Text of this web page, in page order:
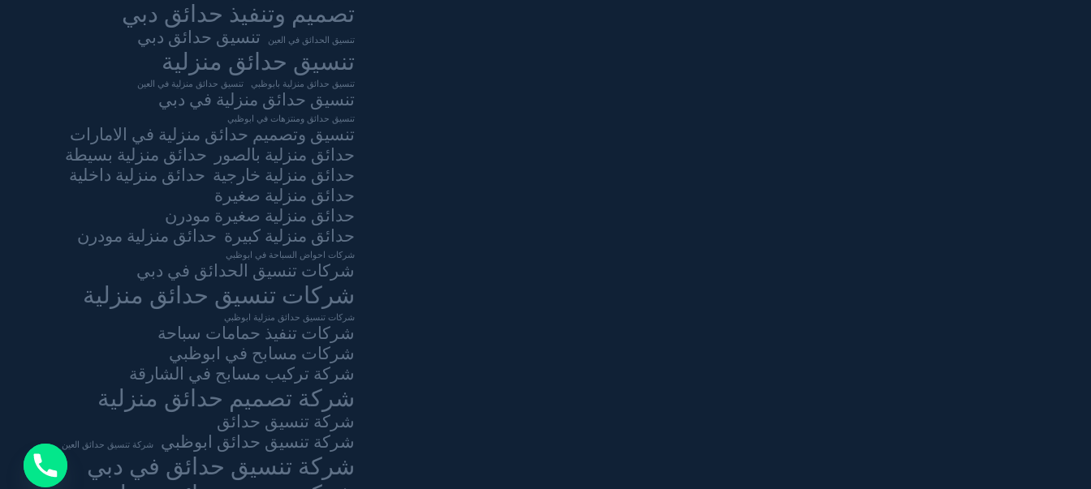
تصميم وتنفيذ حدائق دبي
تنسيق الحدائق في العين تنسيق حدائق دبي
تنسيق حدائق منزلية
تنسيق حدائق منزلية بابوظبي تنسيق حدائق منزلية في العين
تنسيق حدائق منزلية في دبي
تنسيق حدائق ومنتزهات في ابوظبي
تنسيق وتصميم حدائق منزلية في الامارات
حدائق منزلية بالصور
حدائق منزلية بسيطة
حدائق منزلية خارجية حدائق منزلية داخلية
حدائق منزلية صغيرة
حدائق منزلية صغيرة مودرن
حدائق منزلية كبيرة حدائق منزلية مودرن
شركات احواض السباحة في ابوظبي
شركات تنسيق الحدائق في دبي
شركات تنسيق حدائق منزلية
شركات تنسيق حدائق منزلية ابوظبي
شركات تنفيذ حمامات سباحة
شركات مسابح في ابوظبي
شركة تركيب مسابح في الشارقة
شركة تصميم حدائق منزلية
شركة تنسيق حدائق
شركة تنسيق حدائق ابوظبي
شركة تنسيق حدائق العين
شركة تنسيق حدائق في دبي